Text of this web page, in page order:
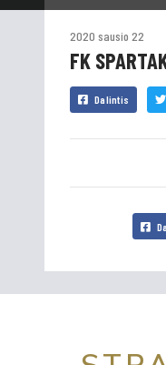
2020 sausio 22
FK
Dalintis